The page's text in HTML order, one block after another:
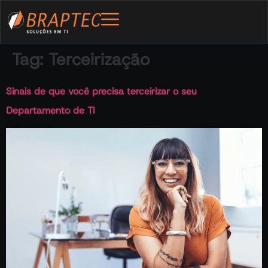
Tag: Terceirização
Sinais de que você precisa terceirizar o seu
Departamento de TI